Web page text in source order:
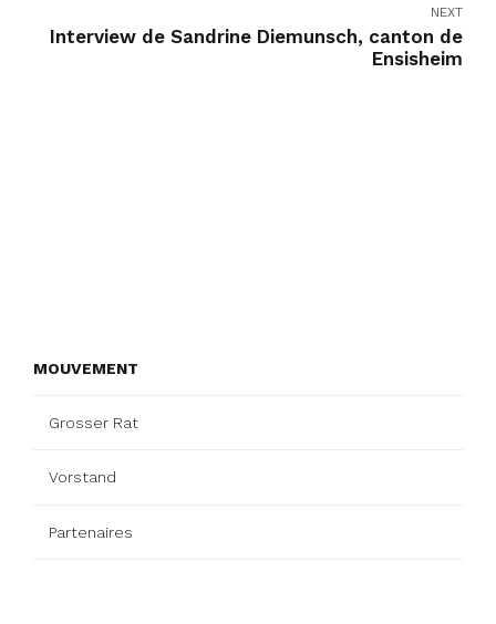
NEXT
Interview de Sandrine Diemunsch, canton de
Ensisheim
MOUVEMENT
Grosser Rat
Vorstand
Partenaires